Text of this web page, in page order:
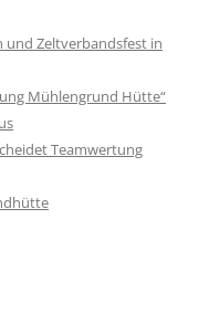
und Zeltverbandsfest in
Mühlengrund Hütte“
Teamwertung